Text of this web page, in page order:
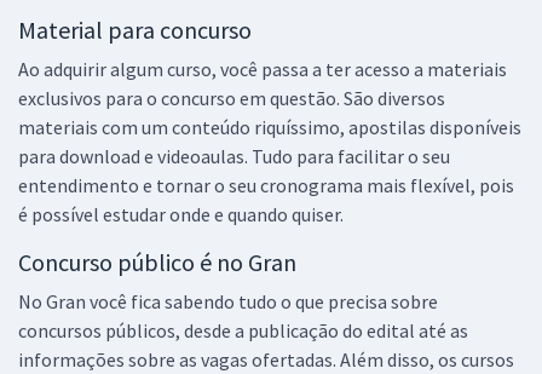
Material para concurso
Ao adquirir algum curso, você passa a ter acesso a materiais
exclusivos para o concurso em questão. São diversos
materiais com um conteúdo riquíssimo, apostilas disponíveis
para download e videoaulas. Tudo para facilitar o seu
entendimento e tornar o seu cronograma mais flexível, pois
é possível estudar onde e quando quiser.
Concurso público é no Gran
No Gran você fica sabendo tudo o que precisa sobre
concursos públicos, desde a publicação do edital até as
informações sobre as vagas ofertadas. Além disso, os cursos